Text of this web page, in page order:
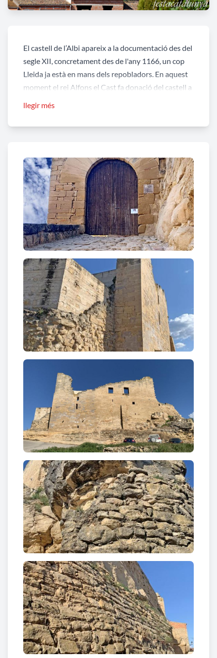
El castell de l’Albi apareix a la documentació des del
segle XII, concretament des de l'any 1166, un cop
Lleida ja està en mans dels repobladors. En aquest
moment el rei Alfons el Cast fa donació del castell a
Guàrdia.
Cerimoniós ven la jurisdicció a Sibil·la Pere de
l'Albi, família que la manté fins al segle XV quan
trobem ja als Perellós com a propietaris. A
continuació són titulars els Cardona i Erill-Cardona
-ja segle XVI-, els Erill-Desplà –al segle XVII-, els
Cartellà-Sabastida-Ardena –al segle XVIII- i els
Montoliu –fins l’any 1977 quan van fer donació a
l’Ajuntament-.
L’actual edifici és el resultat d’una important
intervenció efectuada l’any 2011 que va posar en
valor un recinte molt malmès fins aleshores i que
conserva petjades de la seva adaptació històrica. A
partir d’una planta de perfil trapezoïdal trobem un
palau que podem catalogar com a gòtic amb
importants modificacions renaixentistes. Una torre,
diverses sales i el perímetre emmurallat restaurat
són els elements més característiques de la
construcció.
Curiositats
El castell durant la primera guerra carlina, va patir
diversos saquejos, roba-toris i destruccions per
part de les tropes carlines. Foren especialment
devastadores les accions que perpetraren el 29 de
juliol de 1836 la facció comandada per Agustí
Cendrós de la Guàrdia de Prats i la d’Andreu Torres
del 8 a 10 de gener de 1838 en què van incendiar el
castell. El govern va compensar al baró de l’Albi amb
231.624 rals pels saquejos i destruccions de la
primera guerra carlina. Uns anys més tard, segons
Pascual Madoz (1845) el castell feia de presó i a
l’any 1920 en què fou visitat per l’explorador J. Ruy
Fernández (1920) presentava un estat de ruïna
avançada, però que deixava entreveure la seva
passada opulència.
Text: Miró Bernat, Ramon; Gallart i Fernàndez,
Josep; Piñol Cerro, Isidre. «Albi a principis del segle
llegir més